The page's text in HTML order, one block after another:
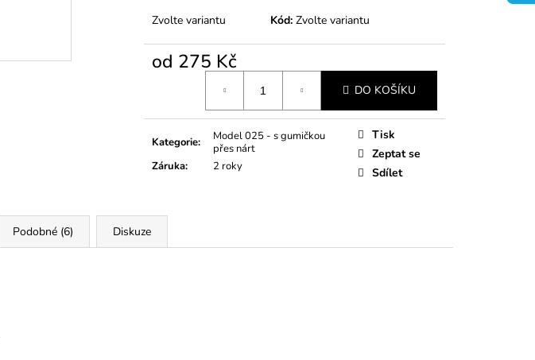
Zvolte variantu Kód: Zvolte variantu
od 275 Kč
DO KOŠÍKU
Kategorie:
Model 025 - s gumičkou
přes nárt
Záruka: 2 roky
Tisk
Zeptat se
Sdílet
Podobné (6) Diskuze